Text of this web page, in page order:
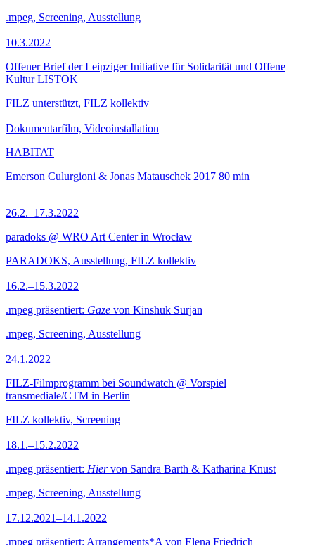
.mpeg, Screening, Ausstellung
10.3.2022
Offener Brief der Leipziger Initiative für Solidarität und Offene
Kultur LISTOK
FILZ unterstützt, FILZ kollektiv
Dokumentarfilm, Videoinstallation
HABITAT
Emerson Culurgioni & Jonas Matauschek 2017 80 min
26.2.–17.3.2022
paradoks @ WRO Art Center in Wrocław
PARADOKS, Ausstellung, FILZ kollektiv
16.2.–15.3.2022
.mpeg präsentiert: Gaze von Kinshuk Surjan
.mpeg, Screening, Ausstellung
24.1.2022
FILZ-Filmprogramm bei Soundwatch @ Vorspiel
transmediale/CTM in Berlin
FILZ kollektiv, Screening
18.1.–15.2.2022
.mpeg präsentiert: Hiervon Sandra Barth & Katharina Knust
.mpeg, Screening, Ausstellung
17.12.2021–14.1.2022
.mpeg präsentiert: Arrangements*A von Elena Friedrich